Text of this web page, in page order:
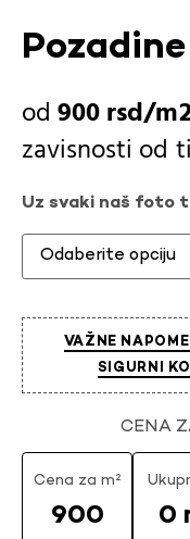
900rsd
zavisnosti od
Uz svaki naš foto
VAŽNE
SIGURNI
CENA
Cena za m²
900
0